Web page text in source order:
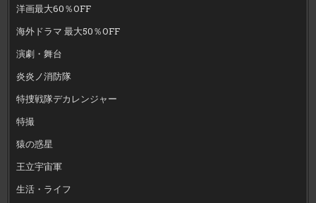
洋画最大60％OFF
海外ドラマ 最大50％OFF
演劇・舞台
炎炎ノ消防隊
特捜戦隊デカレンジャー
特撮
猿の惑星
王立宇宙軍
生活・ライフ